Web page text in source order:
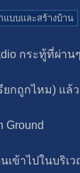
แบบและสร้างบ้าน
กระทู้ที่ผ่
กถูกไหม) แล้
เข้าไปในบริ